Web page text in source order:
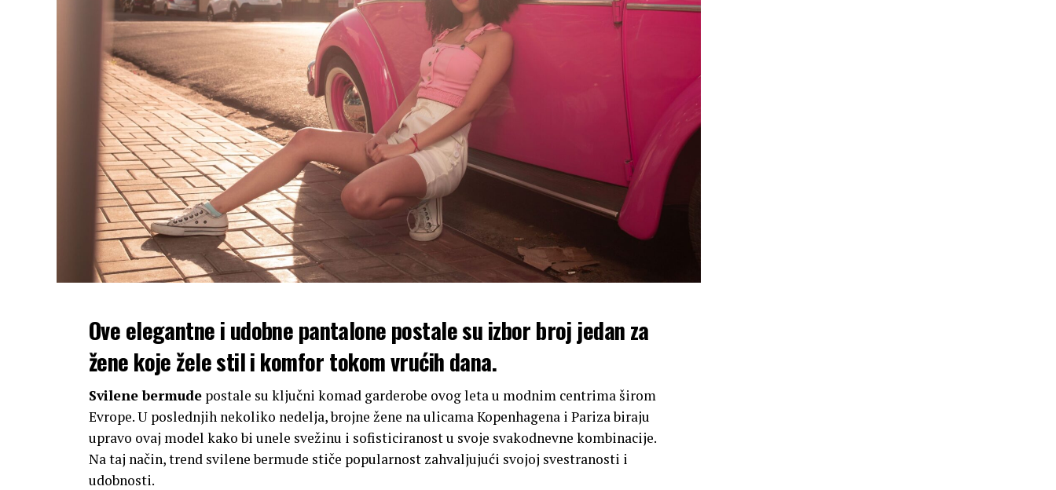
Ove elegantne i udobne pantalone postale su izbor broj jedan za
žene koje žele stil i komfor tokom vrućih dana.
Svilene bermude postale su ključni komad garderobe ovog leta u modnim centrima širom
Evrope. U poslednjih nekoliko nedelja, brojne žene na ulicama Kopenhagena i Pariza biraju
upravo ovaj model kako bi unele svežinu i sofisticiranost u svoje svakodnevne kombinacije.
Na taj način, trend svilene bermude stiče popularnost zahvaljujući svojoj svestranosti i
udobnosti.